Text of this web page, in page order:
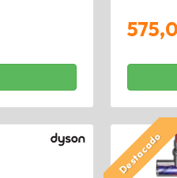
Destacado